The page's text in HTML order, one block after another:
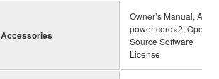
Accessories
Owner’s Manual, AC
power cord×2, Open-
Source Software
License